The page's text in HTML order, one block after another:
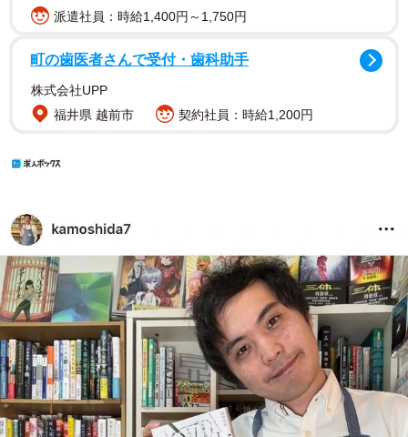
派遣社員：時給1,400円～1,750円
町の歯医者さんで受付・歯科助手
株式会社UPP
福井県 越前市
契約社員：時給1,200円